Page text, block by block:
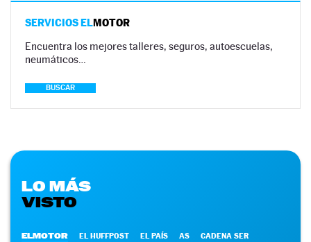
SERVICIOS ELMOTOR
Encuentra los mejores talleres, seguros, autoescuelas,
neumáticos…
BUSCAR
LO MÁS
VISTO
ELMOTOR EL HUFFPOST EL PAÍS AS CADENA SER